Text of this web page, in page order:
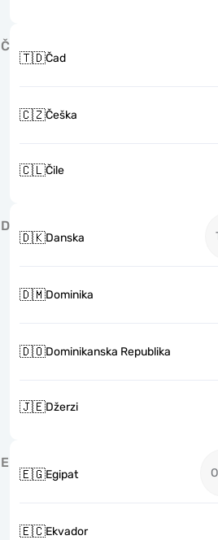
Č
🇹🇩Čad
🇨🇿Češka
🇨🇱Čile
D
🇩🇰Danska
🇩🇲Dominika
🇩🇴Dominikanska Republika
🇯🇪Džerzi
E
🇪🇬Egipat
🇪🇨Ekvador